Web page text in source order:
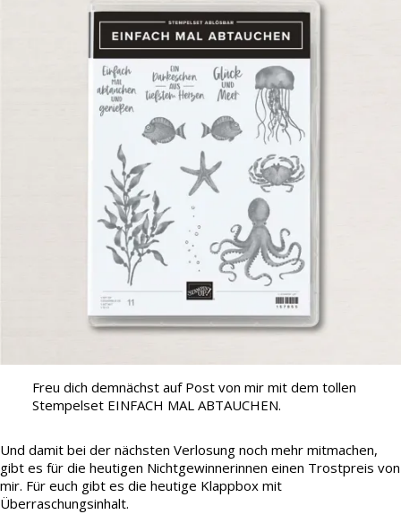
Freu dich demnächst auf Post von mir mit dem tollen
Stempelset EINFACH MAL ABTAUCHEN.
Und damit bei der nächsten Verlosung noch mehr mitmachen,
gibt es für die heutigen Nichtgewinnerinnen einen Trostpreis von
mir. Für euch gibt es die heutige Klappbox mit
Überraschungsinhalt.